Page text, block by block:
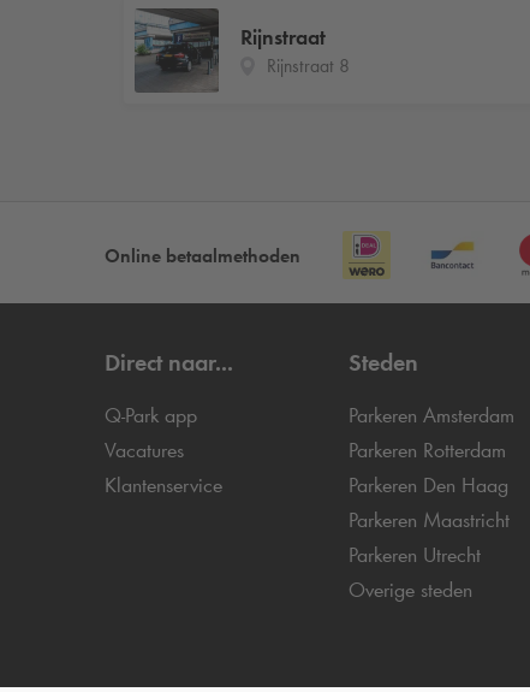
Rijnstraat
Rijnstraat 8
Online betaalmethoden
Direct naar...
Q-Park app
Vacatures
Klantenservice
Steden
Parkeren Amsterdam
Parkeren Rotterdam
Parkeren Den Haag
Parkeren Maastricht
Parkeren Utrecht
Overige steden